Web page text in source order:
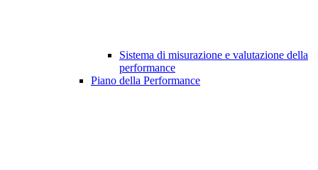
Sistema di misurazione e valutazione della
performance
Piano della Performance